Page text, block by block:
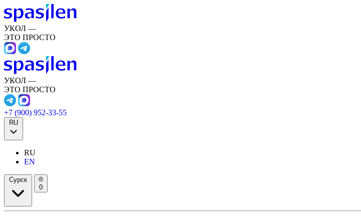
УКОЛ —
ЭТО ПРОСТО
УКОЛ —
ЭТО ПРОСТО
+7 (900) 952-33-55
RU
RU
EN
Сурск
0